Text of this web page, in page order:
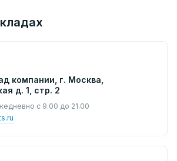
компании, г. Москва,
д. 1, стр. 2
с 9.00 до 21.00